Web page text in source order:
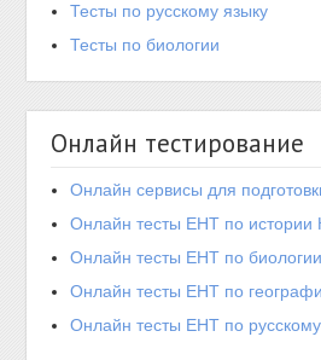
Тесты по русскому языку
Тесты по биологии
Онлайн тестирование
Онлайн сервисы для
Онлайн тесты ЕНТ по истории
Онлайн тесты ЕНТ по биологии
Онлайн тесты ЕНТ по
Онлайн тесты ЕНТ по